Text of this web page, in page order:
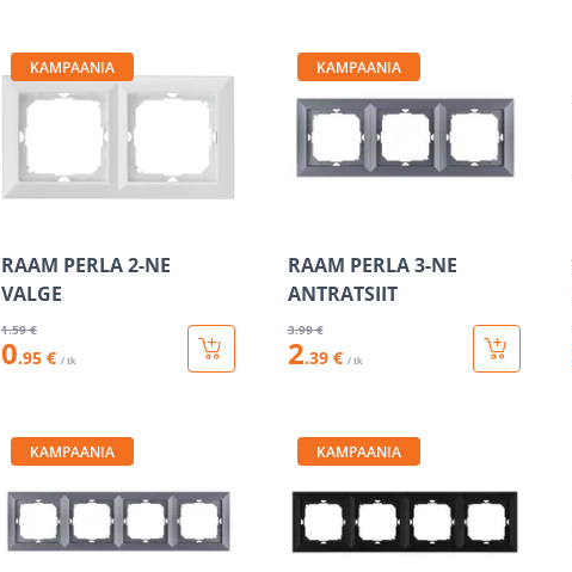
KAMPAANIA
RAAM PERLA 2-NE
VALGE
1.59 €
0.95 € / tk
KAMPAANIA
RAAM PERLA 3-NE
ANTRATSIIT
3.99 €
2.39 € / tk
KAMPAANIA KAMPAANIA